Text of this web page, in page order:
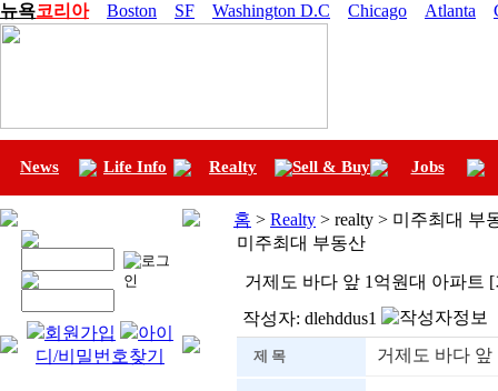
뉴욕코리아 Boston SF Washington D.C Chicago Atlanta
News Life Info Realty Sell & Buy Jobs
회원가입
아이
디/비밀번호찾기
홈 > Realty > realty > 미주최대 부
미주최대 부동산
거제도 바다 앞 1억원대 아파트
작성자: dlehddus1
제 목 거제도 바다